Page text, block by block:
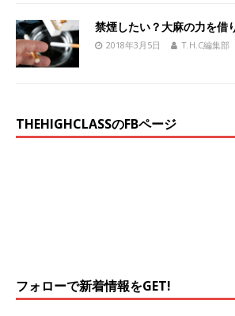
禁煙したい？大麻の力を借
2018年3月5日 T.H.C編集部
THEHIGHCLASSのFBページ
フォローで新着情報をGET!